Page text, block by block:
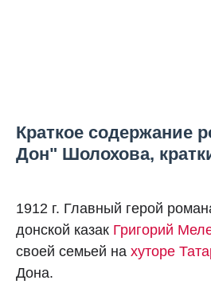
Краткое содержание
Дон" Шолохова,
1912 г. Главный герой
донской казак Григорий
своей семьей на хуторе
Дона.